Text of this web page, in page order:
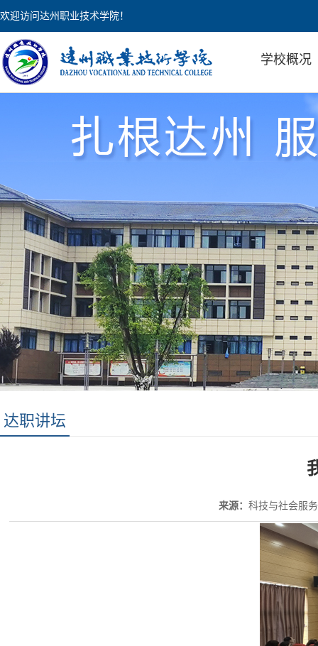
欢迎访问达州职业技术学院！
学校概况
达职讲坛
来源： 科技与社会服